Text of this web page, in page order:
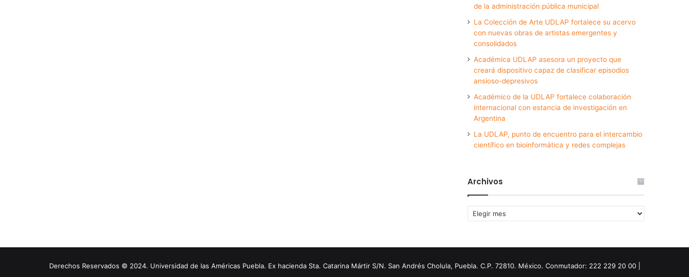
de la administración pública municipal
La Colección de Arte UDLAP fortalece su acervo
con nuevas obras de artistas emergentes y
consolidados
Académica UDLAP asesora un proyecto que
creará dispositivo capaz de clasificar episodios
ansioso-depresivos
Académico de la UDLAP fortalece colaboración
internacional con estancia de investigación en
Argentina
La UDLAP, punto de encuentro para el intercambio
científico en bioinformática y redes complejas
Archivos
Archivos
Derechos Reservados © 2024. Universidad de las Américas Puebla. Ex hacienda Sta. Catarina Mártir S/N. San Andrés Cholula, Puebla. C.P. 72810. México. Conmutador: 222 229 20 00 |